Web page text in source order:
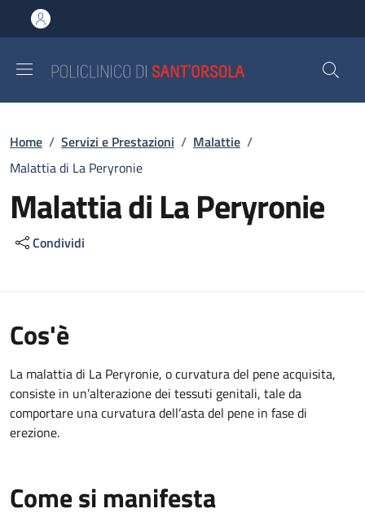
al contenuto principale
to footer content
Briciole di pane
Home / Servizi e Prestazioni / Malattie /
Malattia di La Peryronie
Malattia di La Peryronie
Condividi
Cos'è
La malattia di La Peryronie, o curvatura del pene acquisita,
consiste in un’alterazione dei tessuti genitali, tale da
comportare una curvatura dell’asta del pene in fase di
erezione.
Come si manifesta